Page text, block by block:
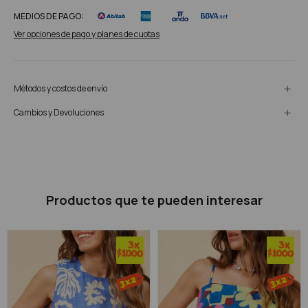
MEDIOS DE PAGO:
Ver opciones de pago y planes de cuotas
Métodos y costos de envío
Cambios y Devoluciones
Productos que te pueden interesar